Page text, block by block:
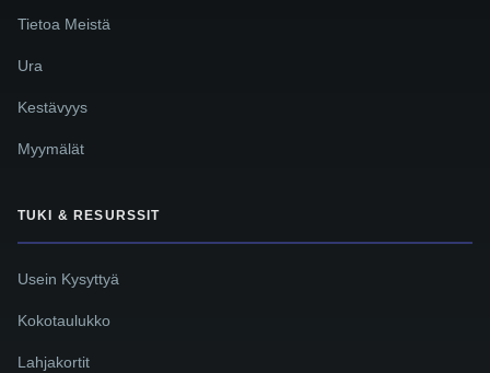
Tietoa Meistä
Ura
Kestävyys
Myymälät
TUKI & RESURSSIT
Usein Kysyttyä
Kokotaulukko
Lahjakortit